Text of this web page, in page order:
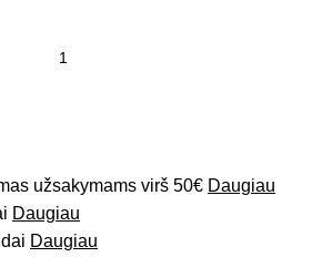
užsakymams virš 50€ Daugiau
Daugiau
Daugiau